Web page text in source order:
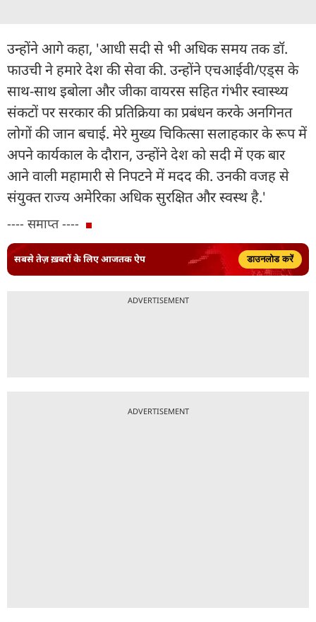
उन्होंने आगे कहा, 'आधी सदी से भी अधिक समय तक डॉ.
फाउची ने हमारे देश की सेवा की. उन्होंने एचआईवी/एड्स के
साथ-साथ इबोला और जीका वायरस सहित गंभीर स्वास्थ्य
संकटों पर सरकार की प्रतिक्रिया का प्रबंधन करके अनगिनत
लोगों की जान बचाई. मेरे मुख्य चिकित्सा सलाहकार के रूप में
अपने कार्यकाल के दौरान, उन्होंने देश को सदी में एक बार
आने वाली महामारी से निपटने में मदद की. उनकी वजह से
संयुक्त राज्य अमेरिका अधिक सुरक्षित और स्वस्थ है.'
---- समाप्त ----
सबसे तेज़ ख़बरों के लिए आजतक ऐप डाउनलोड करें
ADVERTISEMENT
ADVERTISEMENT